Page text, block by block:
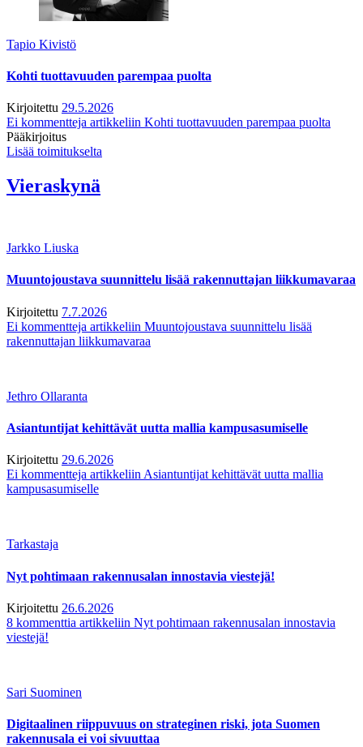
Tapio Kivistö
Kohti tuottavuuden parempaa puolta
Kirjoitettu 29.5.2026
Ei kommentteja artikkeliin Kohti tuottavuuden parempaa puolta
Pääkirjoitus
Lisää toimitukselta
Vieraskynä
Jarkko Liuska
Muuntojoustava suunnittelu lisää rakennuttajan liikkumavaraa
Kirjoitettu 7.7.2026
Ei kommentteja artikkeliin Muuntojoustava suunnittelu lisää
rakennuttajan liikkumavaraa
Jethro Ollaranta
Asiantuntijat kehittävät uutta mallia kampusasumiselle
Kirjoitettu 29.6.2026
Ei kommentteja artikkeliin Asiantuntijat kehittävät uutta mallia
kampusasumiselle
Tarkastaja
Nyt pohtimaan rakennusalan innostavia viestejä!
Kirjoitettu 26.6.2026
8 kommenttia artikkeliin Nyt pohtimaan rakennusalan innostavia
viestejä!
Sari Suominen
Digitaalinen riippuvuus on strateginen riski, jota Suomen
rakennusala ei voi sivuuttaa